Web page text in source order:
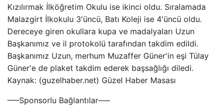
Kızılırmak İlköğretim Okulu ise ikinci oldu. Sıralamada
Malazgirt İlkokulu 3'üncü, Batı Koleji ise 4'üncü oldu.
Dereceye giren okullara kupa ve madalyaları Uzun
Başkanımız ve il protokolü tarafından takdim edildi.
Başkanımız Uzun, merhum Muzaffer Güner'in eşi Tülay
Güner'e de plaket takdim ederek başsağlığı diledi.
Kaynak: (guzelhaber.net) Güzel Haber Masası
—–Sponsorlu Bağlantılar—–